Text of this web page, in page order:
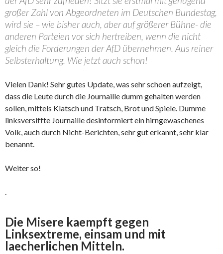
großer Zahl von Abgeordneten im Deutschen Bundestag,
wird sie – wie bisher auch, aber auf größerer Bühne- die
anderen Parteien vor sich hertreiben, wenn die nicht
gleich die Forderungen der AfD übernehmen. Aus reiner
Selbsterhaltung. Wie jetzt auch schon!
Vielen Dank! Sehr gutes Update, was sehr schoen aufzeigt,
dass die Leute durch die Journaille dumm gehalten werden
sollen, mittels Klatsch und Tratsch, Brot und Spiele. Dumme
linksversiffte Journaille desinformiert ein hirngewaschenes
Volk, auch durch Nicht-Berichten, sehr gut erkannt, sehr klar
benannt.
Weiter so!
.
Die Misere kaempft gegen
Linksextreme, einsam und mit
laecherlichen Mitteln.